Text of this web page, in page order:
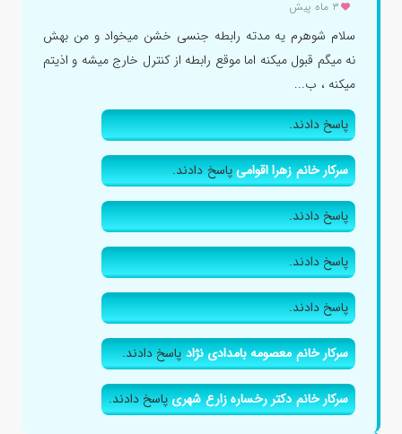
۳ ماه پیش
سلام شوهرم یه مدته رابطه جنسی خشن میخواد و من بهش
نه میگم قبول میکنه اما موقع رابطه از کنترل خارج میشه و اذیتم
میکنه ، ب...
پاسخ دادند.
سرکار خانم زهرا اقوامیپاسخ دادند.
پاسخ دادند.
پاسخ دادند.
پاسخ دادند.
سرکار خانم معصومه بامدادی نژادپاسخ دادند.
سرکار خانم دکتر رخساره زارع شهریپاسخ دادند.